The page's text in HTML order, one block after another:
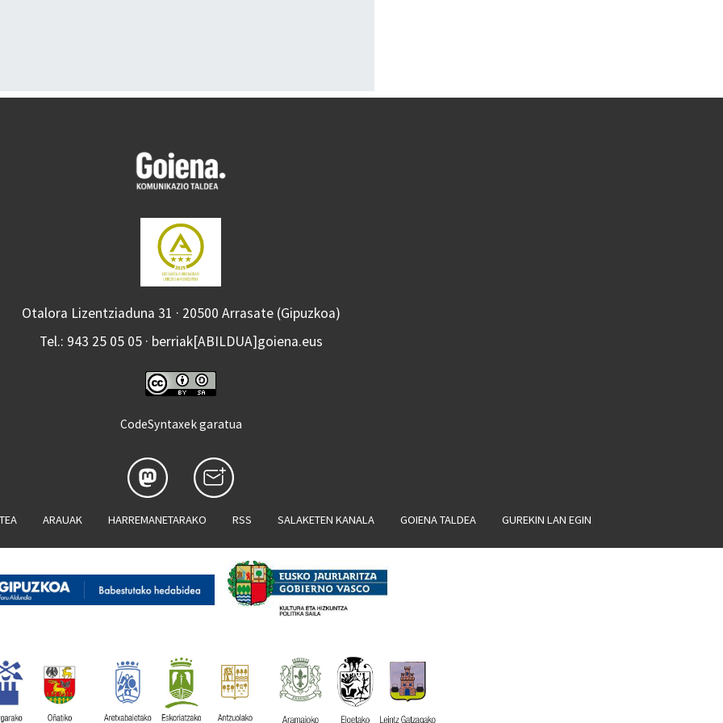
Otalora Lizentziaduna 31 · 20500 Arrasate (Gipuzkoa)
Tel.: 943 25 05 05 · berriak[ABILDUA]goiena.eus
CodeSyntaxek garatua
ARAUAK HARREMANETARAKO RSS SALAKETEN KANALA GOIENA TALDEA GUREKIN LAN EGIN